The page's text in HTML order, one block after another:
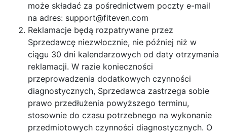
może składać za pośrednictwem poczty e-mail
na adres: support@fiteven.com
Reklamacje będą rozpatrywane przez
Sprzedawcę niezwłocznie, nie później niż w
ciągu 30 dni kalendarzowych od daty otrzymania
reklamacji. W razie konieczności
przeprowadzenia dodatkowych czynności
diagnostycznych, Sprzedawca zastrzega sobie
prawo przedłużenia powyższego terminu,
stosownie do czasu potrzebnego na wykonanie
przedmiotowych czynności diagnostycznych. O